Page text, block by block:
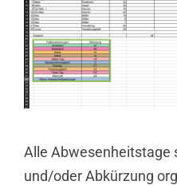
Alle Abwesenheitstage
und/oder Abkürzung